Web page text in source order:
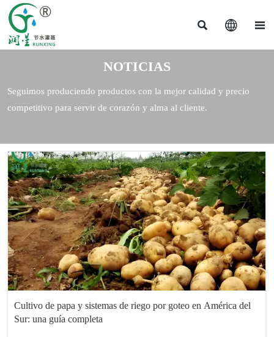
  
NOTICIAS
Seguimos produciendo productos con la mejor calidad y precio
competitivo para servir de corazón y alma al cliente.
Cultivo de papa y sistemas de riego por goteo en América del
Sur: una guía completa